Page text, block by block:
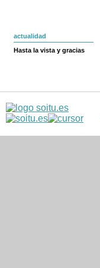
actualidad
Hasta la vista y gracias